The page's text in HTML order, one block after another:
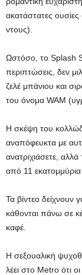
ακατάστατες ουσίες
ντους).
Ωστόσο, το Splash
περιπτώσεις, δεν
ζελέ μπάνιου και
του όνομα WAM
Η σκέψη του
αναπόφευκτα με
ανατριχιάσετε,
από 11
Τα βίντεο δείχνουν
κάθονται πάνω σε
καφέ.
Η σεξουαλική
λέει στο Metro ότι